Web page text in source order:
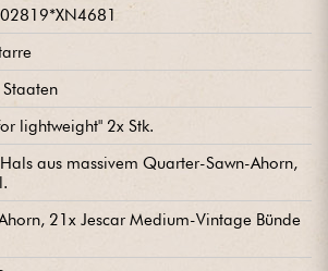
lightweight" 2x Stk.
aus massivem Quarter-Sawn-Ahorn,
21x Jescar Medium-Vintage Bünde